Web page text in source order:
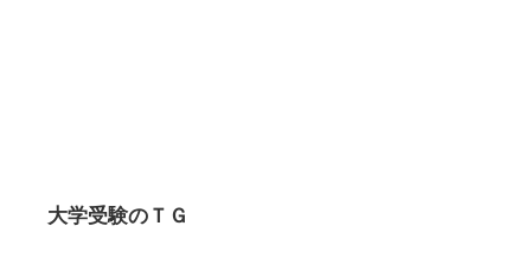
大学受験のＴＧ